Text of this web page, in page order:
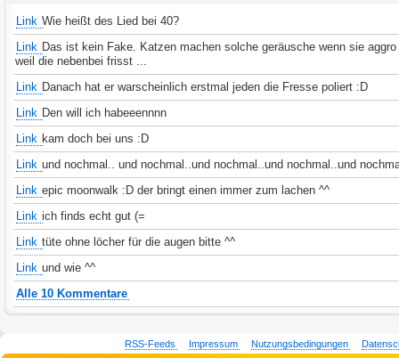
Link Wie heißt des Lied bei 40?
Link Das ist kein Fake. Katzen machen solche geräusche wenn sie
weil die nebenbei frisst ...
Link Danach hat er warscheinlich erstmal jeden die Fresse poliert :D
Link Den will ich habeeennnn
Link kam doch bei uns :D
Link und nochmal.. und nochmal..und nochmal..und nochmal..und
Link epic moonwalk :D der bringt einen immer zum lachen ^^
Link ich finds echt gut (=
Link tüte ohne löcher für die augen bitte ^^
Link und wie ^^
Alle 10 Kommentare
RSS-Feeds Impressum Nutzungsbedingungen